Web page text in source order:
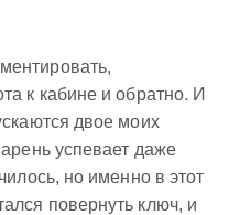
к кабине и обратно. И
двое моих
успевает даже
но именно в этот
повернуть ключ, и